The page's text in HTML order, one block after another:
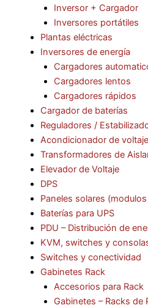
Inversor + Cargador
Inversores portátiles
Plantas eléctricas
Inversores de energía
Cargadores
Cargadores lentos
Cargadores rápidos
Cargador de baterías
Reguladores /
Acondicionador de voltaje
Transformadores de
Elevador de Voltaje
DPS
Paneles solares
Baterías para UPS
PDU – Distribución de
KVM, switches y
Switches y conectividad
Gabinetes Rack
Accesorios para Rack
Gabinetes – Racks de